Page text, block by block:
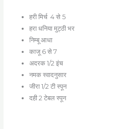
हरी मिर्च 4 से 5
हरा धनिया मुट्ठी भर
निम्बू आधा
काजू 6 से 7
अदरक 1/2 इंच
नमक स्वादनुसार
जीरा 1/2 टी स्पून
दही 2 टेबल स्पून